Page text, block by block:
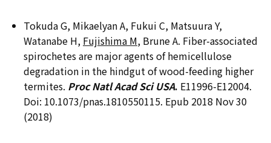
Tokuda G, Mikaelyan A, Fukui C, Matsuura Y,
Watanabe H, Fujishima M, Brune A. Fiber-associated
spirochetes are major agents of hemicellulose
degradation in the hindgut of wood-feeding higher
termites. Proc Natl Acad Sci USA. E11996-E12004.
Doi: 10.1073/pnas.1810550115. Epub 2018 Nov 30
(2018)